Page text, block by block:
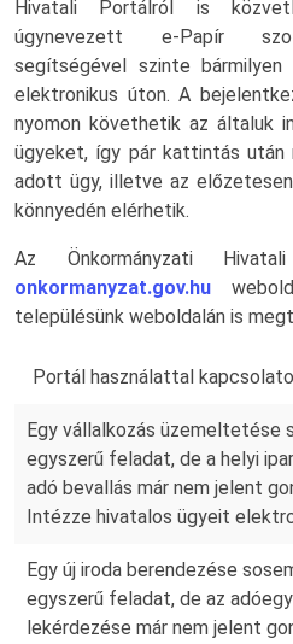
Hivatali Portálról is
úgynevezett e-Papír
segítségével szinte
elektronikus úton. A
nyomon követhetik az általuk
ügyeket, így pár kattintás
adott ügy, illetve az
könnyedén elérhetik.
Az Önkormányzati
onkormanyzat.gov.hu
településünk weboldalán is
Portál használattal
Egy vállalkozás üzemeltetése
egyszerű feladat, de a helyi
adó bevallás már nem jelent
Intézze hivatalos ügyeit
Egy új iroda berendezése
egyszerű feladat, de az
lekérdezése már nem jelent